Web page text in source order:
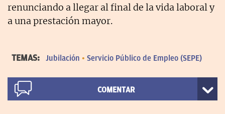
renunciando a llegar al final de la vida laboral y
a una prestación mayor.
TEMAS: Jubilación Servicio Público de Empleo (SEPE)
COMENTAR